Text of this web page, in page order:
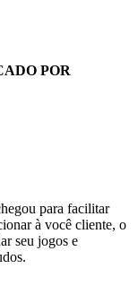
POR
para facilitar
à você cliente, o
seu jogos e